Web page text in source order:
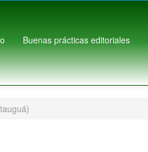
Buenas prácticas editoriales